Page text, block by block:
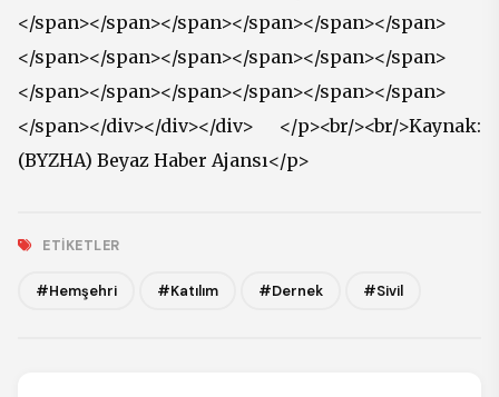
</span></span></span></span></span></span>
</span></span></span></span></span></span>
</span></span></span></span></span></span>
</span></div></div></div> </p><br/><br/>Kaynak:
(BYZHA) Beyaz Haber Ajansı</p>
ETIKETLER
#Hemşehri #Katılım #Dernek #Sivil